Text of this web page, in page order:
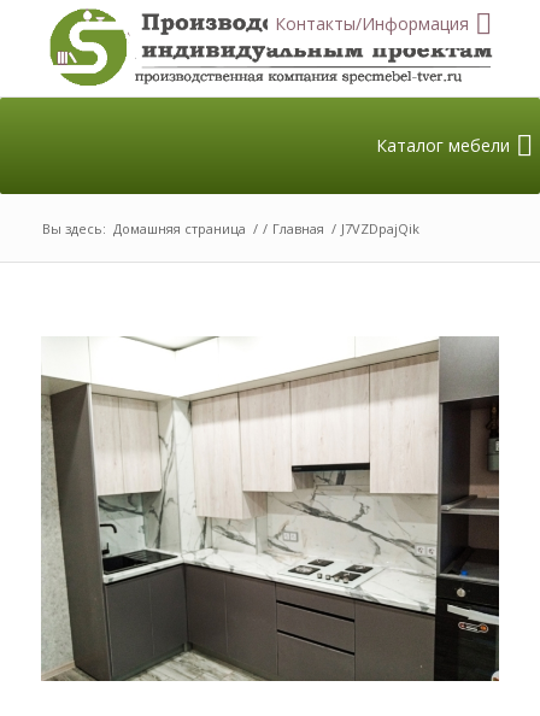
Контакты/Информация
Каталог мебели
Вы здесь: Домашняя страница / / Главная / J7VZDpajQik